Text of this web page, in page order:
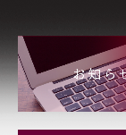
代表メッセー
沿革